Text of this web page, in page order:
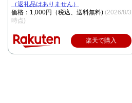
（返礼品はありません）
価格：1,000円（税込、送料無料) (2026/8/3
時点)
楽天で購入